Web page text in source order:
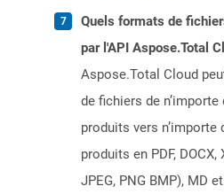
Quels formats de
par l'API Aspose.Total
Aspose.Total Cloud
de fichiers de
produits vers
produits en PDF, DOCX,
JPEG, PNG BMP), MD